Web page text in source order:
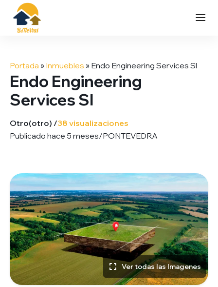
contenido
Portada » Inmuebles » Endo Engineering Services Sl
Endo Engineering
Services Sl
Otro(otro) /38 visualizaciones
Publicado hace 5 meses/PONTEVEDRA
Ver todas las Imagenes